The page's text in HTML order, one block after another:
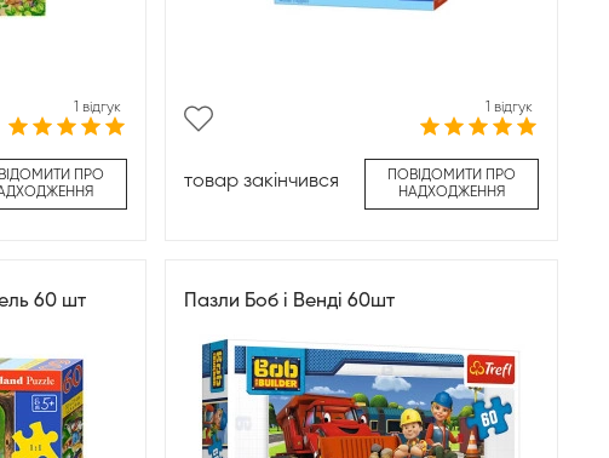
1 відгук
ПРО
1 відгук
товар закінчився
ПОВІДОМИТИ ПРО
НАДХОДЖЕННЯ
60 шт Пазли Боб і Венді 60шт